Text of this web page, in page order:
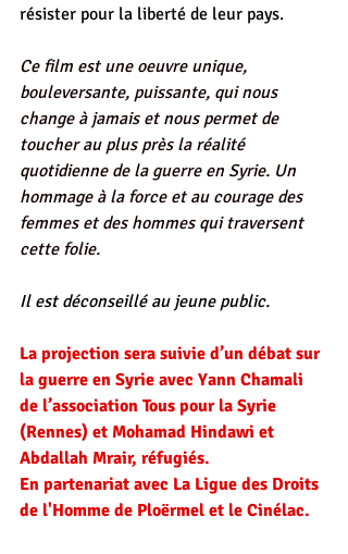
résister pour la liberté de leur pays.
Ce film est une oeuvre unique,
bouleversante, puissante, qui nous
change à jamais et nous permet de
toucher au plus près la réalité
quotidienne de la guerre en Syrie. Un
hommage à la force et au courage des
femmes et des hommes qui traversent
cette folie.
Il est déconseillé au jeune public.
La projection sera suivie d’un débat sur
la guerre en Syrie avec Yann Chamali
de l’association Tous pour la Syrie
(Rennes) et Mohamad Hindawi et
Abdallah Mrair, réfugiés.
En partenariat avec La Ligue des Droits
de l'Homme de Ploërmel et le Cinélac.